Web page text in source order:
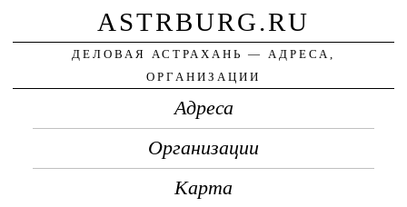
ASTRBURG.RU
ДЕЛОВАЯ АСТРАХАНЬ — АДРЕСА,
ОРГАНИЗАЦИИ
Адреса
Организации
Карта